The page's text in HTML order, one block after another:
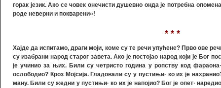
горак језик. Ако се човек онечисти душевно онда је потребна
роде неверни и покварени»!
* * *
Хајде да испитамо, драги моји, коме су те речи упућене? Прво ове
су изабрани народ старог завета. Ако је постојао народ који је Бог
је учинио за њих. Били су четристо година у ропству код фараона
ослободио? Кроз Мојсија. Гладовали су у пустињи· ко их је
ману. Били су жедни у пустињи· ко их је напојио? Бог је опет·